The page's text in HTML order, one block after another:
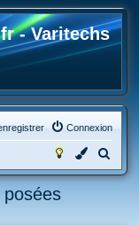
- Varitechs
Connexion
e